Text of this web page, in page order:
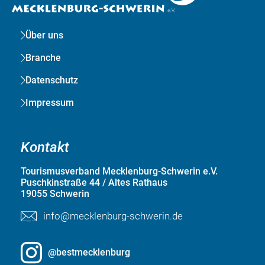
Über uns
Branche
Datenschutz
Impressum
Kontakt
Tourismusverband Mecklenburg-Schwerin e.V.
Puschkinstraße 44 / Altes Rathaus
19055 Schwerin
info@mecklenburg-schwerin.de
@bestmecklenburg